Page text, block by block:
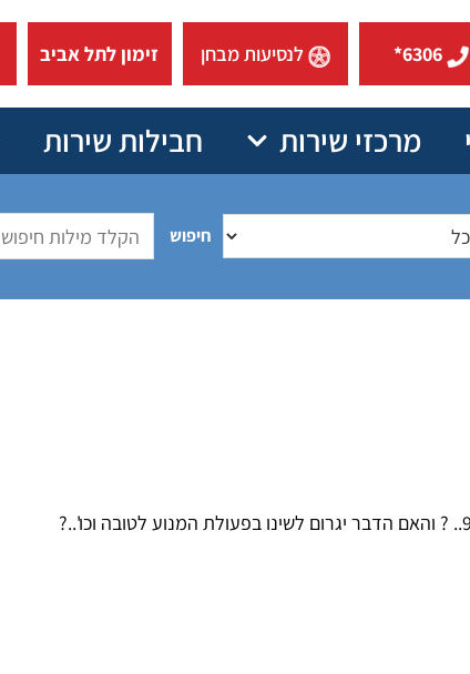
6306* לנסיעות מבחן זימון לתל אביב
מרכזי שירות חבילות שירות
חיפוש